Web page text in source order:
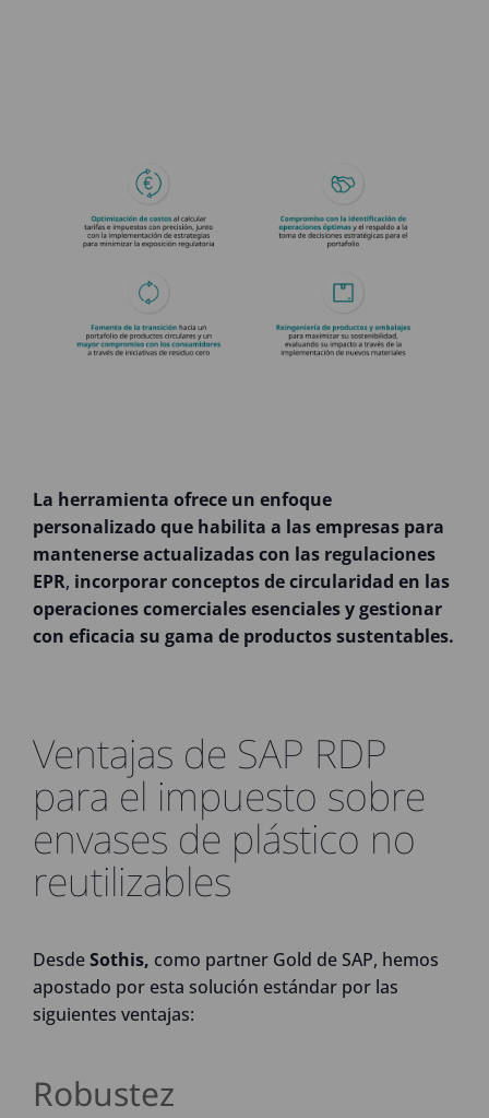
La herramienta ofrece un enfoque
personalizado que habilita a las empresas para
mantenerse actualizadas con las regulaciones
EPR, incorporar conceptos de circularidad en las
operaciones comerciales esenciales y gestionar
con eficacia su gama de productos sustentables.
Ventajas de SAP RDP
para el impuesto sobre
envases de plástico no
reutilizables
DesdeSothis, como partner Gold de SAP, hemos
apostado por esta solución estándar por las
siguientes ventajas:
Robustez